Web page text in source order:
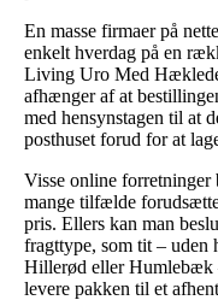
En masse firmaer på
enkelt hverdag på en
Living Uro Med
afhænger af at
med hensynstagen til at
posthuset forud for at
Visse online forretninger
mange tilfælde
pris. Ellers kan man
fragttype, som tit – uden
Hillerød eller Humlebæk
levere pakken til et